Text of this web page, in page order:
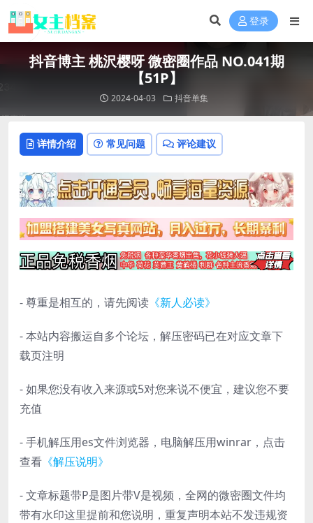
登录
抖音博主 桃沢樱呀 微密圈作品 NO.041期
【51P】
2024-04-03 抖音单集
详情介绍 常见问题 评论建议
- 尊重是相互的，请先阅读 《新人必读》
- 本站内容搬运自多个论坛，解压密码已在对应文章下
载页注明
- 如果您没有收入来源或5对您来说不便宜，建议您不要
充值
- 手机解压用es文件浏览器，电脑解压用winrar，点击
查看 《解压说明》
- 文章标题带P是图片带V是视频，全网的微密圈文件均
带有水印这里提前和您说明，重复声明本站不发违规资